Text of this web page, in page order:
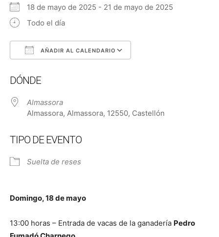
18 de mayo de 2025 - 21 de mayo de 2025
Todo el día
AÑADIR AL CALENDARIO
DÓNDE
Almassora
Almassora, Almassora, 12550, Castellón
TIPO DE EVENTO
Suelta de reses
Domingo, 18 de mayo
13:00 horas – Entrada de vacas de la ganadería Pedro